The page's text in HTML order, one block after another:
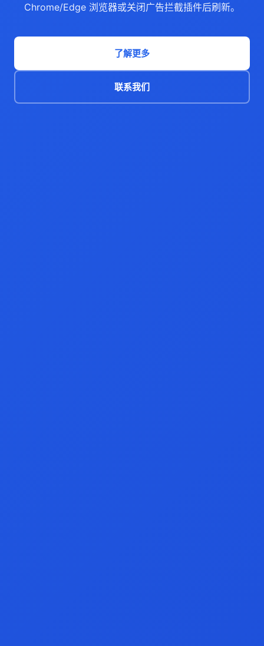
Chrome/Edge 浏览器或关闭广告拦截插件后刷新。
了解更多
联系我们